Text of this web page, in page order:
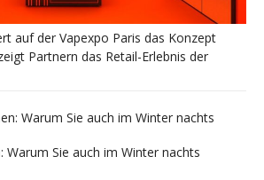
auf der Vapexpo Paris das Konzept
zeigt Partnern das Retail-Erlebnis der
Warum Sie auch im Winter nachts